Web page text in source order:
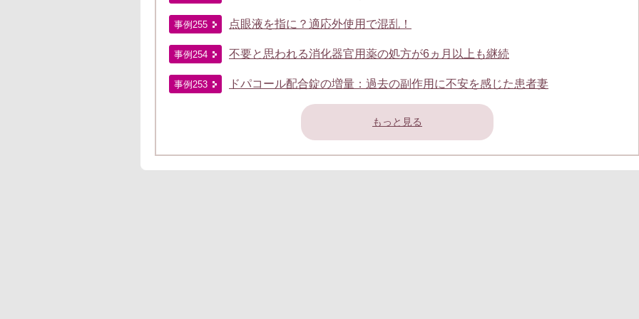
事例255 点眼液を指に？適応外使用で混乱！
事例254 不要と思われる消化器官用薬の処方が6ヵ月以上も継続
事例253 ドパコール配合錠の増量：過去の副作用に不安を感じた患者妻
もっと見る